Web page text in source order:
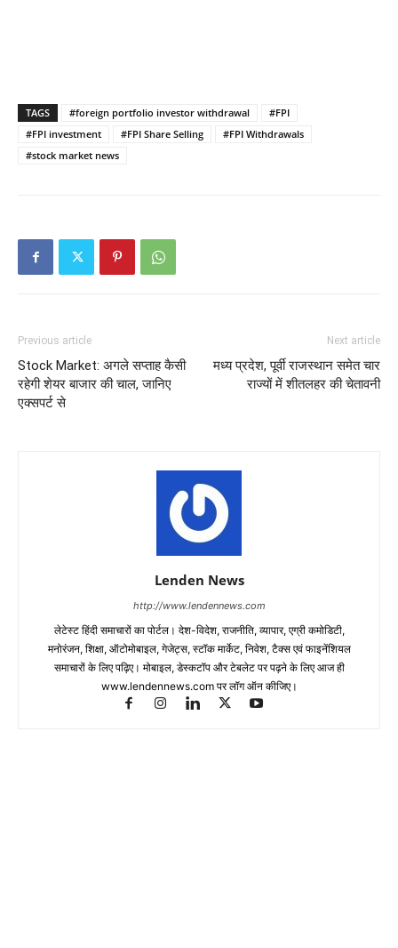
TAGS #foreign portfolio investor withdrawal
#FPI
#FPI investment
#FPI Share Selling
#FPI Withdrawals
#stock market news
Previous article
Stock Market: अगले सप्ताह कैसी
रहेगी शेयर बाजार की चाल, जानिए
एक्सपर्ट से
Next article
मध्य प्रदेश, पूर्वी राजस्थान समेत चार
राज्यों में शीतलहर की चेतावनी
Lenden News
http://www.lendennews.com
लेटेस्ट हिंदी समाचारों का पोर्टल। देश-विदेश, राजनीति, व्यापार, एग्री कमोडिटी,
मनोरंजन, शिक्षा, ऑटोमोबाइल, गेजेट्स, स्टॉक मार्केट, निवेश, टैक्स एवं फाइनेंशियल
समाचारों के लिए पढ़िए। मोबाइल, डेस्कटॉप और टेबलेट पर पढ़ने के लिए आज ही
www.lendennews.com पर लॉग ऑन कीजिए।